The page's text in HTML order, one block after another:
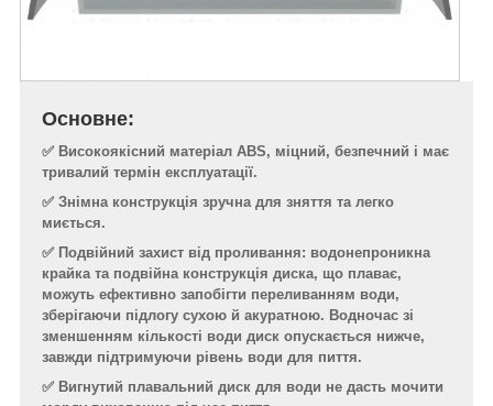
Основне:
✅ Високоякісний матеріал ABS, міцний, безпечний і має
тривалий термін експлуатації.
✅ Знімна конструкція зручна для зняття та легко
миється.
✅ Подвійний захист від проливання: водонепроникна
крайка та подвійна конструкція диска, що плаває,
можуть ефективно запобігти переливанням води,
зберігаючи підлогу сухою й акуратною. Водночас зі
зменшенням кількості води диск опускається нижче,
завжди підтримуючи рівень води для пиття.
✅ Вигнутий плавальний диск для води не дасть мочити